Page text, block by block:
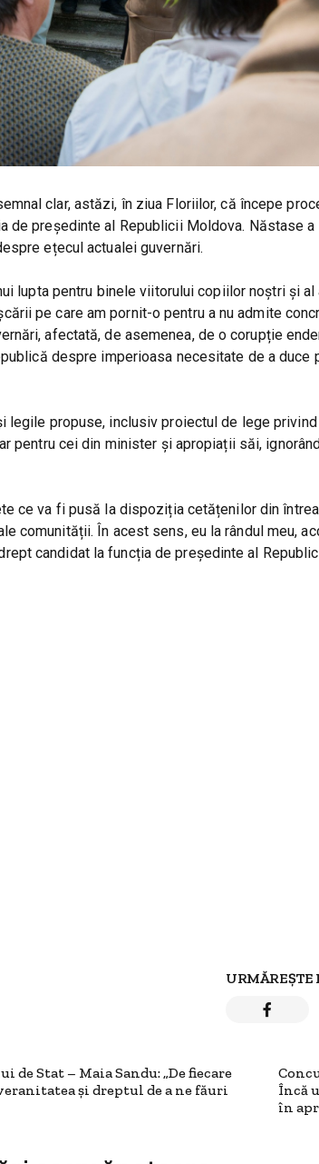
clar, astăzi, în ziua Floriilor, că începe
de președinte al Republicii Moldova. Năstase
ețecul actualei guvernări.
lupta pentru binele viitorului copiilor noștri și
pe care am pornit-o pentru a nu admite
afectată, de asemenea, de o corupție
despre imperioasa necesitate de a duce
propuse, inclusiv proiectul de lege
pentru cei din minister și apropiații săi,
ce va fi pusă la dispoziția cetățenilor din
comunității. În acest sens, eu la rândul meu,
candidat la funcția de președinte al
URMĂREȘTE
Stat – Maia Sandu: „De fiecare
și dreptul de a ne făuri
Încă
în